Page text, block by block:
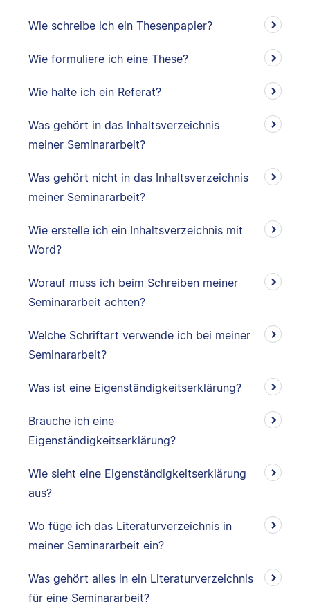
Wie schreibe ich ein Thesenpapier?
Wie formuliere ich eine These?
Wie halte ich ein Referat?
Was gehört in das Inhaltsverzeichnis
meiner Seminararbeit?
Was gehört nicht in das Inhaltsverzeichnis
meiner Seminararbeit?
Wie erstelle ich ein Inhaltsverzeichnis mit
Word?
Worauf muss ich beim Schreiben meiner
Seminararbeit achten?
Welche Schriftart verwende ich bei meiner
Seminararbeit?
Was ist eine Eigenständigkeitserklärung?
Brauche ich eine
Eigenständigkeitserklärung?
Wie sieht eine Eigenständigkeitserklärung
aus?
Wo füge ich das Literaturverzeichnis in
meiner Seminararbeit ein?
Was gehört alles in ein Literaturverzeichnis
für eine Seminararbeit?